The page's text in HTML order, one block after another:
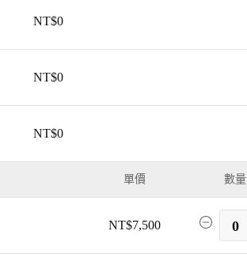
NT$0
NT$0
NT$0
單價 數量
NT$7,500 0